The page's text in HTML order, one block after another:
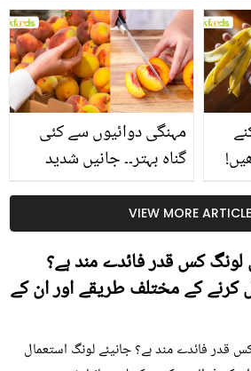
سے متعلق غلط فہمیوں کی
حقیقت کیا ہے اور افواہ
کیا؟
مہنگی دوائیوں سے کئی
گناہ بہتر۔۔ جانیں شدید
کیوں کھانا چاہیے؟
VIEW MORE
کس قدر فائدے مند ہے؟
کرنے کے مختلف طریقے اور ان کے
فائدے مند ہے؟ جانیئے لونگ استعمال